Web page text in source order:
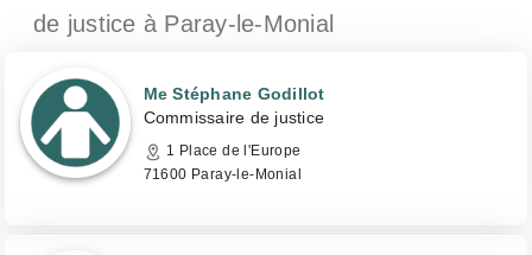
de justice à Paray-le-Monial
Me Stéphane Godillot
Commissaire de justice
1 Place de l'Europe
71600 Paray-le-Monial